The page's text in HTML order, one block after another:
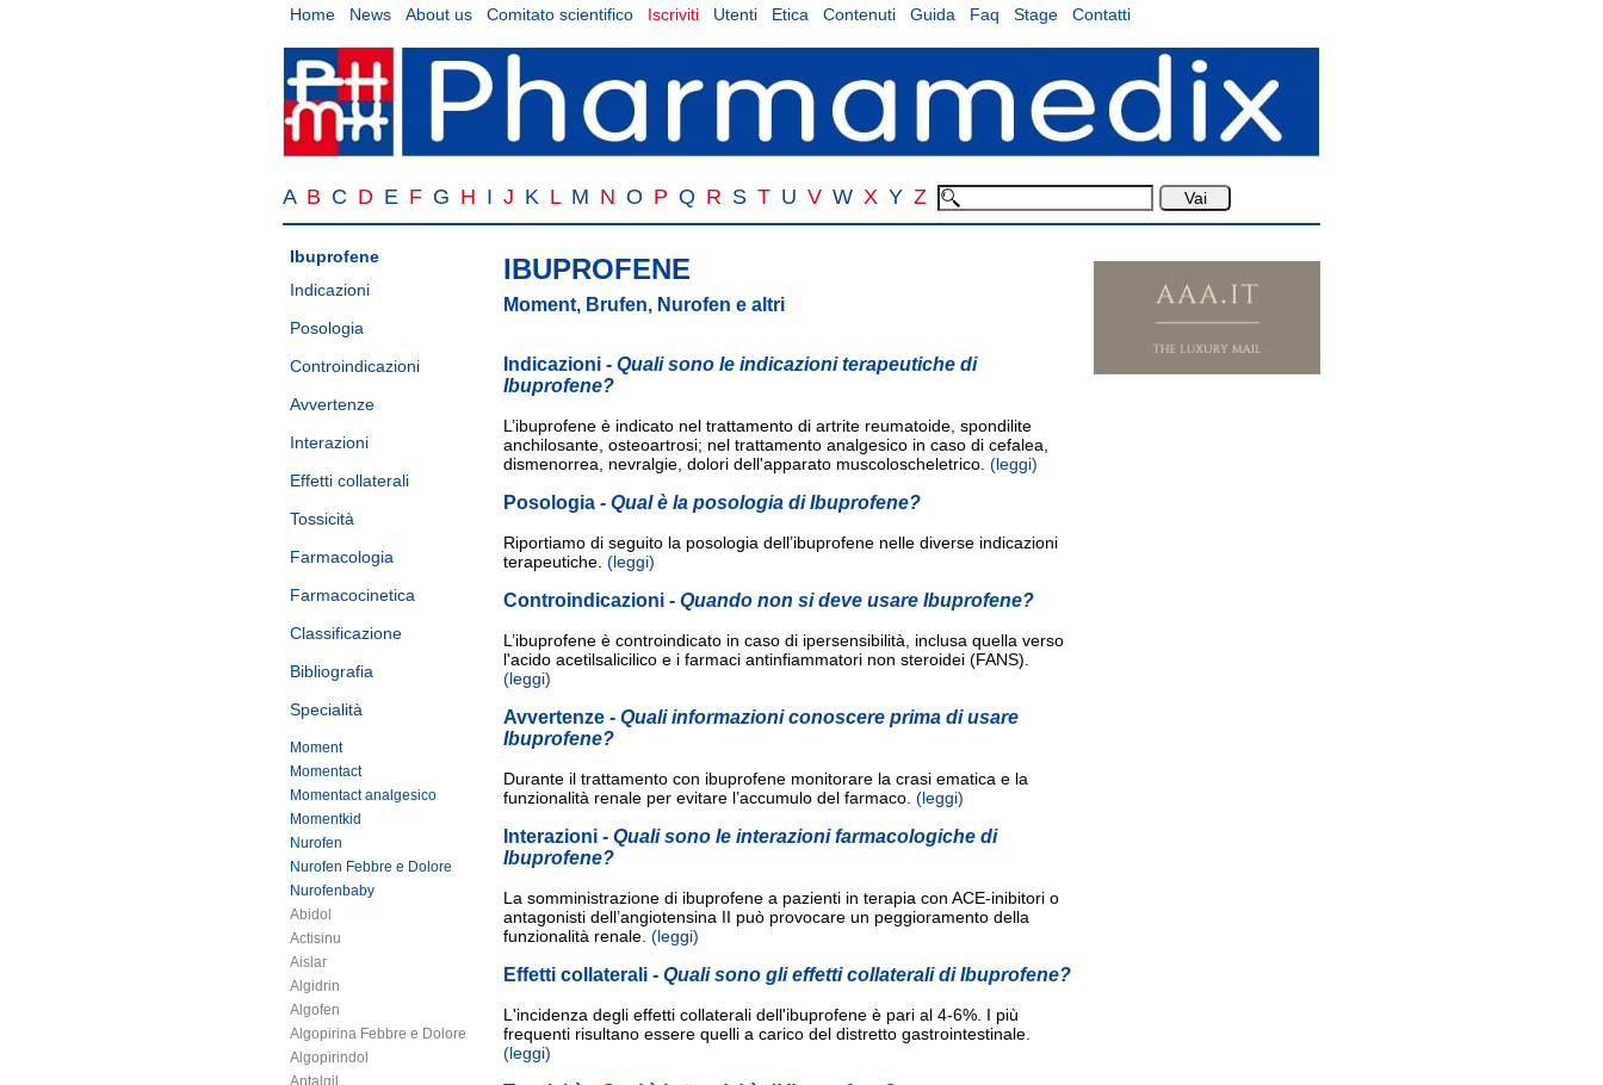
Home News About us Comitato scientifico Iscriviti Utenti Etica Contenuti Guida Faq Stage Contatti
A B C D E F G H I J K L M N O P Q R S T U V W X Y Z
Ibuprofene
Indicazioni
Posologia
Controindicazioni
Avvertenze
Interazioni
Effetti collaterali
Tossicità
Farmacologia
Farmacocinetica
Classificazione
Bibliografia
Specialità
Moment
Momentact
Momentact analgesico
Momentkid
Nurofen
Nurofen Febbre e Dolore
Nurofenbaby
Abidol
Actisinu
Aislar
Algidrin
Algofen
Algopirina Febbre e Dolore
Algopirindol
Antalgil
IBUPROFENE
Moment, Brufen, Nurofen e altri
Indicazioni - Quali sono le indicazioni terapeutiche di
Ibuprofene?
L’ibuprofene è indicato nel trattamento di artrite reumatoide, spondilite
anchilosante, osteoartrosi; nel trattamento analgesico in caso di cefalea,
dismenorrea, nevralgie, dolori dell'apparato muscoloscheletrico. (leggi)
Posologia - Qual è la posologia di Ibuprofene?
Riportiamo di seguito la posologia dell’ibuprofene nelle diverse indicazioni
terapeutiche. (leggi)
Controindicazioni - Quando non si deve usare Ibuprofene?
L’ibuprofene è controindicato in caso di ipersensibilità, inclusa quella verso
l'acido acetilsalicilico e i farmaci antinfiammatori non steroidei (FANS).
(leggi)
Avvertenze - Quali informazioni conoscere prima di usare
Ibuprofene?
Durante il trattamento con ibuprofene monitorare la crasi ematica e la
funzionalità renale per evitare l’accumulo del farmaco. (leggi)
Interazioni - Quali sono le interazioni farmacologiche di
Ibuprofene?
La somministrazione di ibuprofene a pazienti in terapia con ACE-inibitori o
antagonisti dell’angiotensina II può provocare un peggioramento della
funzionalità renale. (leggi)
Effetti collaterali - Quali sono gli effetti collaterali di Ibuprofene?
L'incidenza degli effetti collaterali dell'ibuprofene è pari al 4-6%. I più
frequenti risultano essere quelli a carico del distretto gastrointestinale.
(leggi)